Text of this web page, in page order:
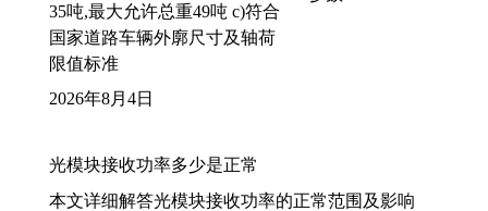
35吨,最大允许总重49吨 c)符合
国家道路车辆外廓尺寸及轴荷
限值标准
2026年8月4日
光模块接收功率多少是正常
本文详细解答光模块接收功率的正常范围及影响